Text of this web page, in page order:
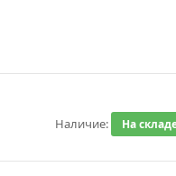
Наличие: На